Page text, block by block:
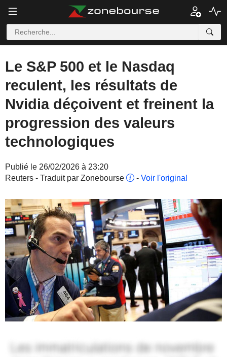
Le S&P 500 et le Nasdaq
reculent, les résultats de
Nvidia déçoivent et freinent la
progression des valeurs
technologiques
Publié le 26/02/2026 à 23:20
Reuters - Traduit par Zonebourse
- Voir l'original